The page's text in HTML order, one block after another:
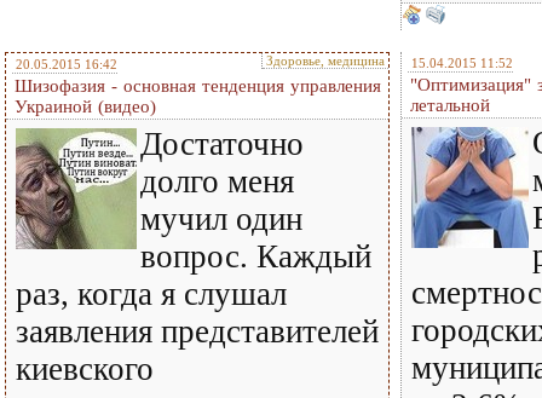
20.05.2015 16:42 Здоровье, медицина
Шизофазия - основная тенденция управления
Украиной (видео)
Достаточно
долго меня
мучил один
вопрос. Каждый
раз, когда я слушал
заявления представителей
киевского
15.04.2015 11:52
"Оптимизация"
летальной